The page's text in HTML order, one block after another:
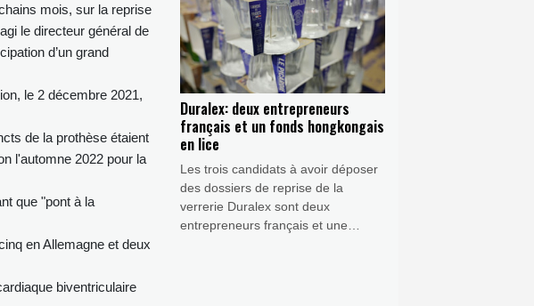
mois, sur la reprise
le directeur général de
d’un grand
le 2 décembre 2021,
de la prothèse étaient
l'automne 2022 pour la
que "pont à la
en Allemagne et deux
biventriculaire
Duralex: deux entrepreneurs
français et un fonds hongkongais
en lice
Les trois candidats à avoir déposer
des dossiers de reprise de la
verrerie Duralex sont deux
entrepreneurs français et une